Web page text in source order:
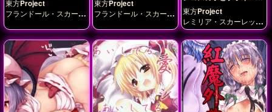
東方Project
フランドール・スカーレ
レット
東方Project
フランドール・スカーレ
レット
東方Project
レミリア・スカーレッ
ト